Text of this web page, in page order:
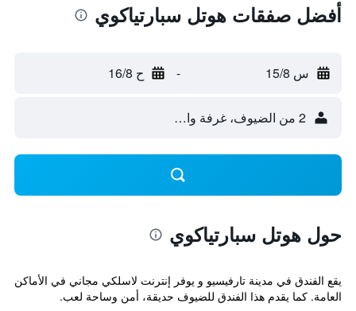
أفضل صفقات هوتل سبارتياكوي
س 15/8 - ح 16/8
2 من الضيوف، غرفة واحدة
حول هوتل سبارتياكوي
يقع الفندق في مدينة تارفيسيو و يوفر إنترنت لاسلكي مجاني في الأماكن
العامة. كما يقدم هذا الفندق للضيوف حديقة، أمن وساحة لعب.